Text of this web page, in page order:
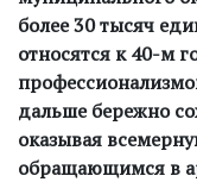
более 30 тысяч
относятся к 40-м
дальше бережно
оказывая
обращающимся в